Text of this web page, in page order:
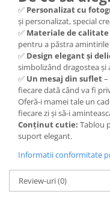
✅ Personalizat cu
și personalizat, special
✅ Materiale de
pentru a păstra
✅ Design elegant și
simbolizând dragostea și
✅ Un mesaj din suflet
fiecare dată când va fi
Oferă-i mamei tale un
fiecare zi și să-i
Conținut cutie: Tablou
suport elegant.
Informatii conformitate
Review-uri(0)